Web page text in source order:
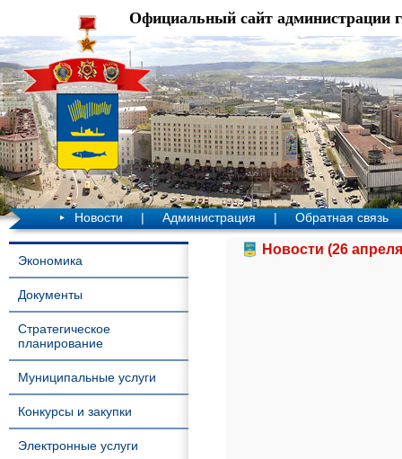
Официальный сайт администрации
Новости | Администрация | Обратная связь
Экономика
Документы
Стратегическое
планирование
Муниципальные услуги
Конкурсы и закупки
Электронные услуги
Новости (26